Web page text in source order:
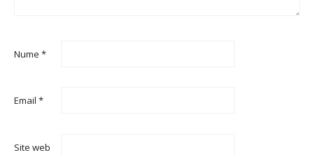
Nume *
Email *
Site web